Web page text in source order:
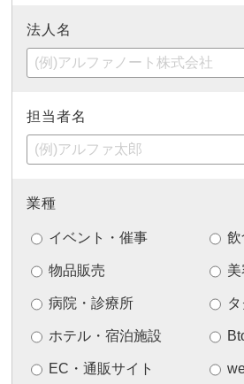
法人名
担当者名
業種
イベント・催事 飲
物品販売
病院・診療所
ホテル・宿泊施設
EC・通販サイト